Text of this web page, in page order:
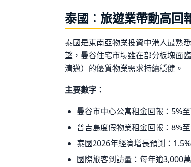
泰國：旅遊業帶動高回
泰國是東南亞物業投資中港人最熟
望，曼谷住宅市場雖在部分板塊面
清邁）的優質物業需求持續穩健。
主要數字：
曼谷市中心公寓租金回報：5%至
普吉島度假物業租金回報：8%至
泰國2026年經濟增長預測：
國際旅客到訪量：每年逾3,000